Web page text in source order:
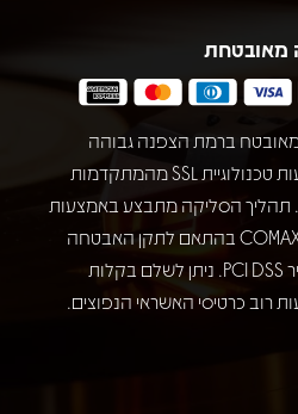
מאובטחת
ברמת הצפנה גבוהה
באמצעות טכנולוגיית SSL מהמתקדמות
תהליך הסליקה מתבצע באמצעות
חברת COMAX בהתאם לתקן האבטחה
המחמיר PCI DSS. ניתן לשלם בקלות
רוב כרטיסי האשראי הנפוצים.